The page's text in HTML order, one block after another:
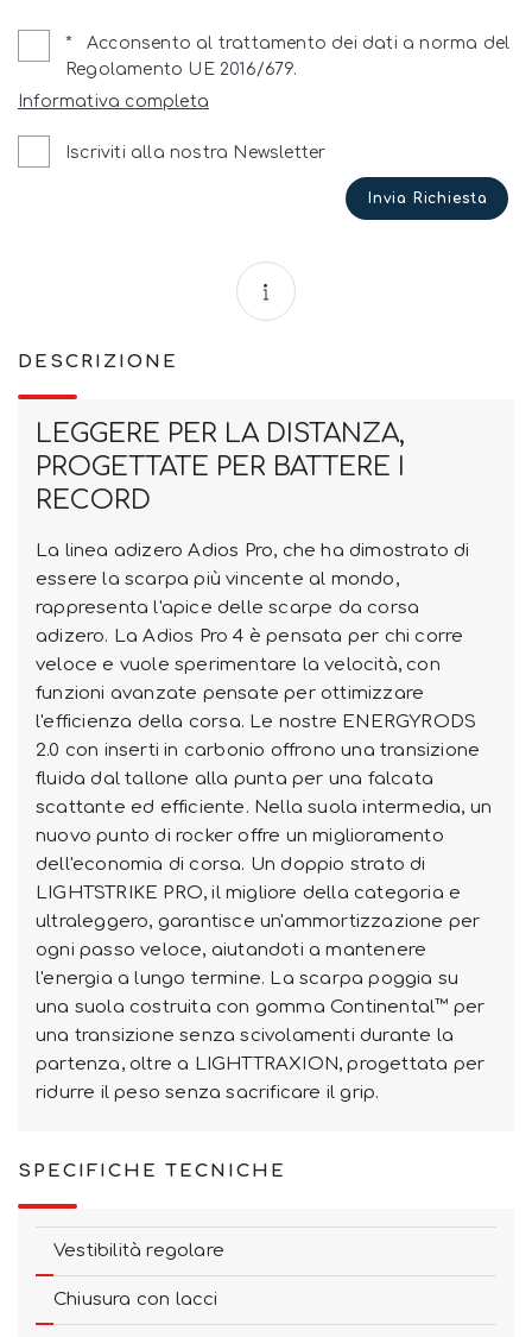
*
Acconsento al trattamento dei dati a norma del
Regolamento UE 2016/679.
Informativa completa
Iscriviti alla nostra Newsletter
Invia Richiesta
DESCRIZIONE
LEGGERE PER LA DISTANZA,
PROGETTATE PER BATTERE I
RECORD
La linea adizero Adios Pro, che ha dimostrato di
essere la scarpa più vincente al mondo,
rappresenta l'apice delle scarpe da corsa
adizero. La Adios Pro 4 è pensata per chi corre
veloce e vuole sperimentare la velocità, con
funzioni avanzate pensate per ottimizzare
l'efficienza della corsa. Le nostre ENERGYRODS
2.0 con inserti in carbonio offrono una transizione
fluida dal tallone alla punta per una falcata
scattante ed efficiente. Nella suola intermedia, un
nuovo punto di rocker offre un miglioramento
dell'economia di corsa. Un doppio strato di
LIGHTSTRIKE PRO, il migliore della categoria e
ultraleggero, garantisce un'ammortizzazione per
ogni passo veloce, aiutandoti a mantenere
l'energia a lungo termine. La scarpa poggia su
una suola costruita con gomma Continental™ per
una transizione senza scivolamenti durante la
partenza, oltre a LIGHTTRAXION, progettata per
ridurre il peso senza sacrificare il grip.
SPECIFICHE TECNICHE
Vestibilità regolare
Chiusura con lacci